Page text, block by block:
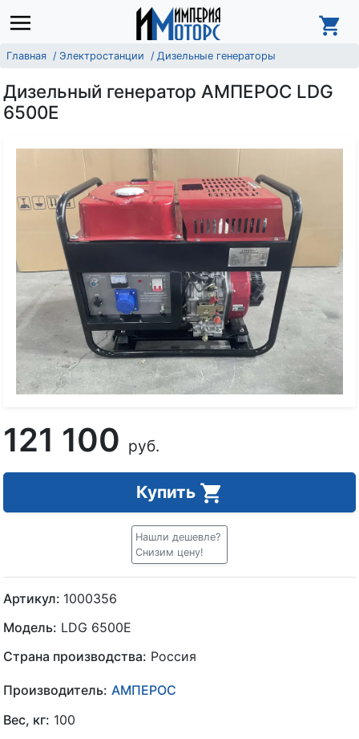
Главная Электростанции Дизельные генераторы
Дизельный генератор АМПЕРОС LDG
6500E
121 100 руб.
Купить
Нашли дешевле?
Снизим цену!
Артикул: 1000356
Модель: LDG 6500E
Страна производства: Россия
Производитель: АМПЕРОС
Вес, кг: 100